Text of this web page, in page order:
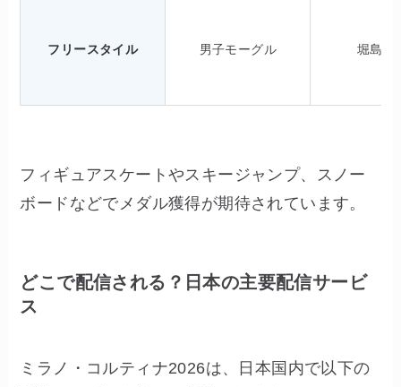
フリースタイル 男子モーグル 堀島行
フィギュアスケートやスキージャンプ、スノー
ボードなどでメダル獲得が期待されています。
どこで配信される？日本の主要配信サービ
ス
ミラノ・コルティナ2026は、日本国内で以下の